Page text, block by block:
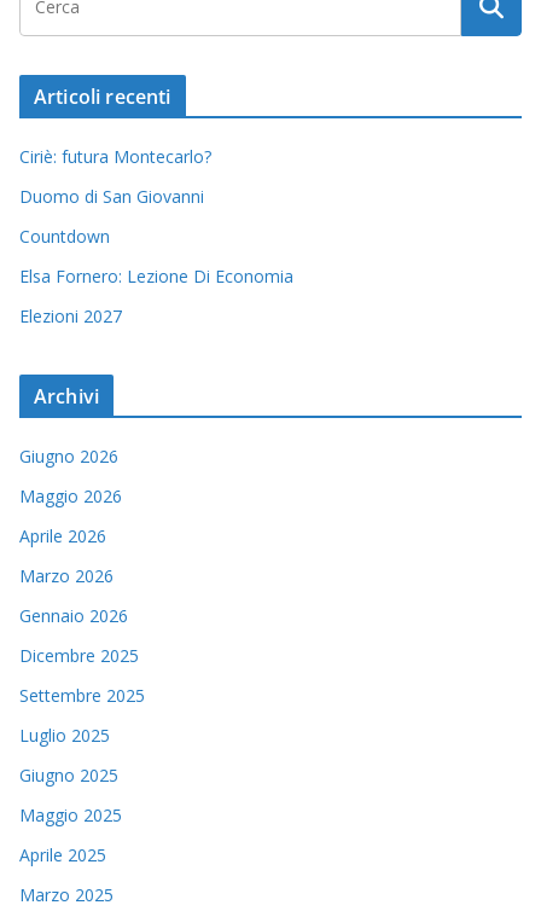
Articoli recenti
Ciriè: futura Montecarlo?
Duomo di San Giovanni
Countdown
Elsa Fornero: Lezione Di Economia
Elezioni 2027
Archivi
Giugno 2026
Maggio 2026
Aprile 2026
Marzo 2026
Gennaio 2026
Dicembre 2025
Settembre 2025
Luglio 2025
Giugno 2025
Maggio 2025
Aprile 2025
Marzo 2025